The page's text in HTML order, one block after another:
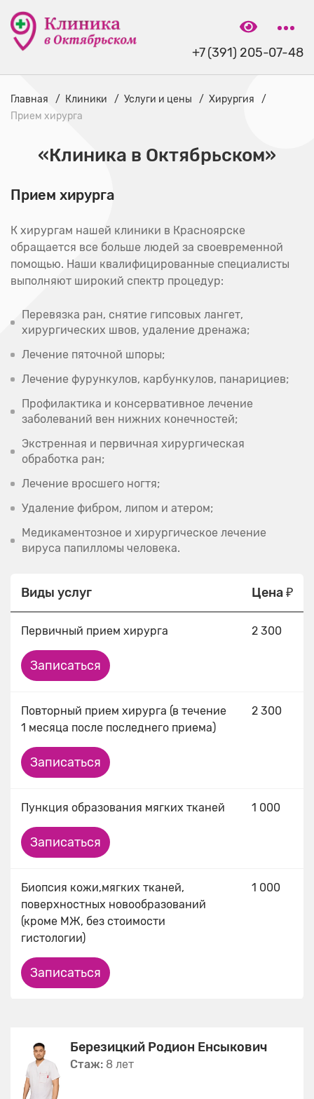
+7 (391) 205-07-48
Главная Клиники Услуги и цены
Хирургия
Прием хирурга
«Клиника в Октябрьском»
Прием хирурга
К хирургам нашей клиники в Красноярске
обращается все больше людей за своевременной
помощью. Наши квалифицированные специалисты
выполняют широкий спектр процедур:
Перевязка ран, снятие гипсовых лангет,
хирургических швов, удаление дренажа;
Лечение пяточной шпоры;
Лечение фурункулов, карбункулов, панарициев;
Профилактика и консервативное лечение
заболеваний вен нижних конечностей;
Экстренная и первичная хирургическая
обработка ран;
Лечение вросшего ногтя;
Удаление фибром, липом и атером;
Медикаментозное и хирургическое лечение
вируса папилломы человека.
Виды услуг Цена ₽
Первичный прием хирурга 2 300
Записаться
Повторный прием хирурга (в течение
1 месяца после последнего приема)
2 300
Записаться
Пункция образования мягких тканей 1 000
Записаться
Биопсия кожи,мягких тканей,
поверхностных новообразований
(кроме МЖ, без стоимости
гистологии)
1 000
Записаться
Березицкий Родион Енсыкович
Стаж: 8 лет